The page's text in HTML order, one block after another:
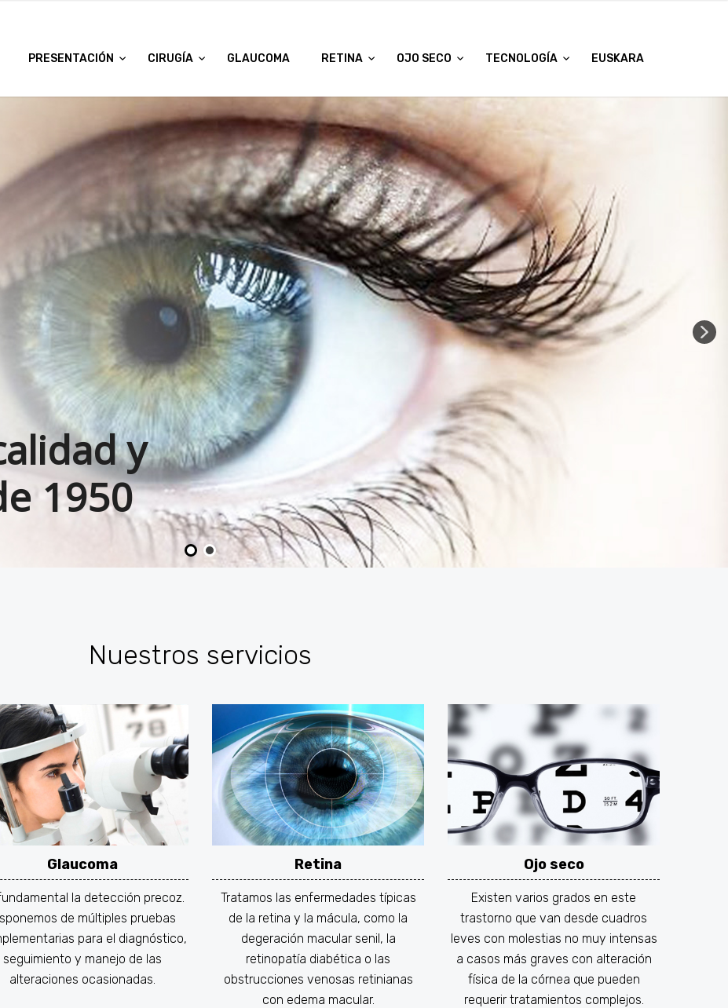
PRESENTACIÓN CIRUGÍA GLAUCOMA RETINA OJO SECO TECNOLOGÍA EUSKARA
y
1950
Nuestros servicios
Glaucoma
la detección precoz.
de múltiples pruebas
para el diagnóstico,
seguimiento y manejo de las
alteraciones ocasionadas.
Retina
Tratamos las enfermedades típicas
de la retina y la mácula, como la
degeración macular senil, la
retinopatía diabética o las
obstrucciones venosas retinianas
con edema macular.
Ojo seco
Existen varios grados en este
trastorno que van desde cuadros
leves con molestias no muy intensas
a casos más graves con alteración
física de la córnea que pueden
requerir tratamientos complejos.